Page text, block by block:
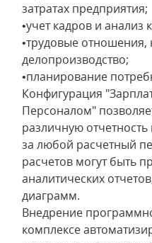
затратах предприятия;
•учет кадров и анализ
•трудовые отношения,
делопроизводство;
•планирование
Конфигурация
Персоналом"
различную
за любой расчетный
расчетов могут быть
аналитических
диаграмм.
Внедрение
комплексе